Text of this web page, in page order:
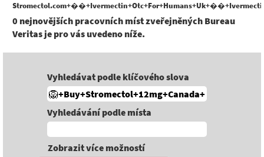
0 nejnovějších pracovních míst zveřejněných Bureau
Veritas je pro vás uvedeno níže.
Vyhledávat podle klíčového slova
Vyhledávání podle místa
Zobrazit více možností